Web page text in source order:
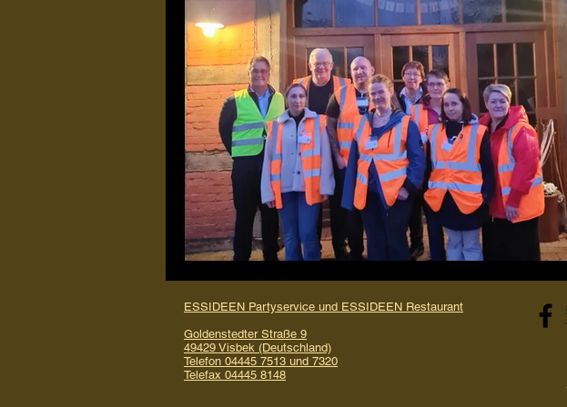
Restaurant Umbau Verkauf Video
ESSIDEEN Partyservice und ESSIDEEN Restaurant
Goldenstedter Straße 9
49429 Visbek (Deutschland)
Telefon 04445 7513 und 7320
Telefax 04445 8148